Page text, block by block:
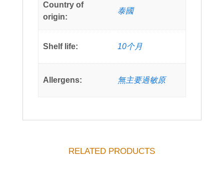
Country of
origin:
泰國
Shelf life: 10个月
Allergens: 無主要過敏原
RELATED PRODUCTS